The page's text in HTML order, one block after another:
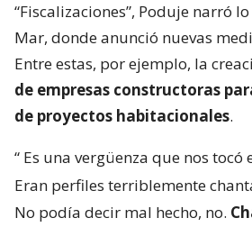
“Fiscalizaciones”, Poduje narró
Mar, donde anunció nuevas
Entre estas, por ejemplo, la
de empresas constructoras
de proyectos habitacionales.
“ Es una vergüenza que nos tocó
Eran perfiles terriblemente
No podía decir mal hecho, no.